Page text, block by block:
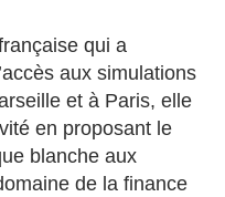
qui a
aux simulations
et à Paris, elle
en proposant le
blanche aux
de la finance